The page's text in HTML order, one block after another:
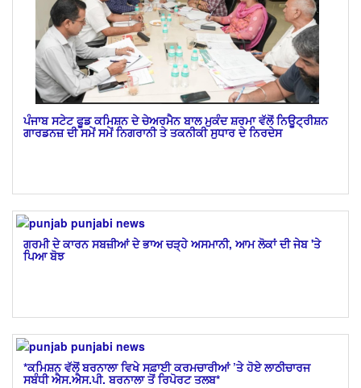
ਪੰਜਾਬ ਸਟੇਟ ਫੂਡ ਕਮਿਸ਼ਨ ਦੇ ਚੇਅਰਮੈਨ ਬਾਲ ਮੁਕੰਦ ਸ਼ਰਮਾ ਵੱਲੋਂ ਨਿਊਟ੍ਰੀਸ਼ਨ
ਗਾਰਡਨਜ਼ ਦੀ ਸਮੇਂ ਸਮੇਂ ਨਿਗਰਾਨੀ ਤੇ ਤਕਨੀਕੀ ਸੁਧਾਰ ਦੇ ਨਿਰਦੇਸ
ਗਰਮੀ ਦੇ ਕਾਰਨ ਸਬਜ਼ੀਆਂ ਦੇ ਭਾਅ ਚੜ੍ਹੇ ਅਸਮਾਨੀ, ਆਮ ਲੋਕਾਂ ਦੀ ਜੇਬ 'ਤੇ
ਪਿਆ ਬੋਝ
*ਕਮਿਸ਼ਨ ਵੱਲੋਂ ਬਰਨਾਲਾ ਵਿਖੇ ਸਫ਼ਾਈ ਕਰਮਚਾਰੀਆਂ ’ਤੇ ਹੋਏ ਲਾਠੀਚਾਰਜ
ਸਬੰਧੀ ਐਸ.ਐਸ.ਪੀ. ਬਰਨਾਲਾ ਤੋਂ ਰਿਪੋਰਟ ਤਲਬ*